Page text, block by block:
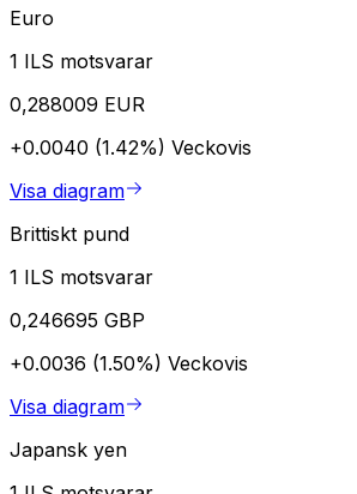
Euro
1 ILS motsvarar
0,288009 EUR
+0.0040 (1.42%) Veckovis
Visa diagram
Brittiskt pund
1 ILS motsvarar
0,246695 GBP
+0.0036 (1.50%) Veckovis
Visa diagram
Japansk yen